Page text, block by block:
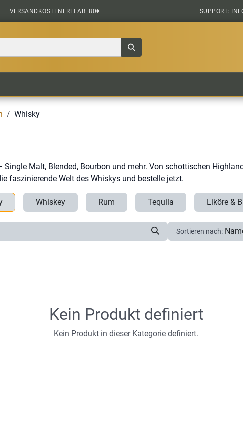
VERSANDKOSTENFREI AB: 80€ SUPPORT:
Whisky
Single Malt, Blended, Bourbon und mehr. Von schottischen
faszinierende Welt des Whiskys und bestelle jetzt.
Whiskey Rum Tequila Liköre &
Sortieren nach:
Kein Produkt definiert
Kein Produkt in dieser Kategorie definiert.